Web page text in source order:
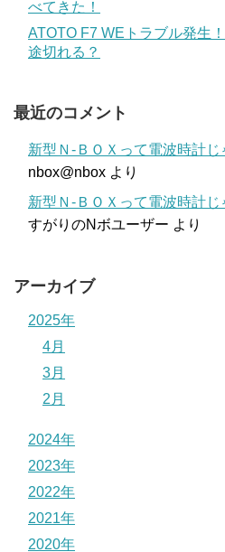
べてきた！
ATOTO F7 WEトラブル発生
途切れる？
最近のコメント
新型Ｎ-ＢＯＸって電波時計じ
nbox@nbox より
新型Ｎ-ＢＯＸって電波時計じ
すがりのNボユーザー より
アーカイブ
2025年
4月
3月
2月
2024年
2023年
2022年
2021年
2020年